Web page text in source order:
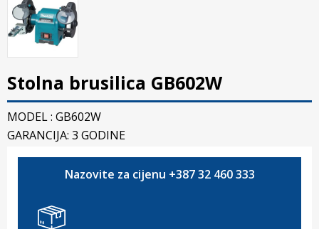
Stolna brusilica GB602W
MODEL : GB602W
GARANCIJA: 3 GODINE
Nazovite za cijenu +387 32 460 333